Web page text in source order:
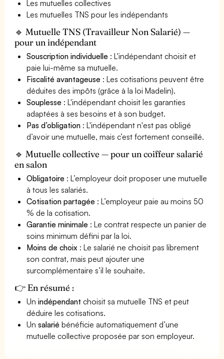
Les mutuelles collectives
Les mutuelles TNS pour les indépendants
🔹 Mutuelle TNS (Travailleur Non Salarié) —
pour un indépendant
Souscription individuelle : L'indépendant choisit et
paie lui-même sa mutuelle.
Fiscalité avantageuse : Les cotisations peuvent être
déduites des impôts (grâce à la loi Madelin).
Souplesse : L'indépendant choisit les garanties
adaptées à ses besoins et à son budget.
Pas d’obligation : L'indépendant n'est pas obligé
d’avoir une mutuelle, mais c’est fortement conseillé.
🔹 Mutuelle collective — pour un coiffeur salarié
en salon
Obligatoire : L’employeur doit proposer une mutuelle
à tous les salariés.
Cotisation partagée : L’employeur paie au moins 50
% de la cotisation.
Garantie minimale : Le contrat respecte un panier de
soins minimum défini par la loi.
Moins de choix : Le salarié ne choisit pas librement
son contrat, mais peut ajouter une
surcomplémentaire s’il le souhaite.
👉 En résumé :
Unindépendant choisit sa mutuelle TNS et peut
déduire les cotisations.
Unsalarié bénéficie automatiquement d’une
mutuelle collective proposée par son employeur.